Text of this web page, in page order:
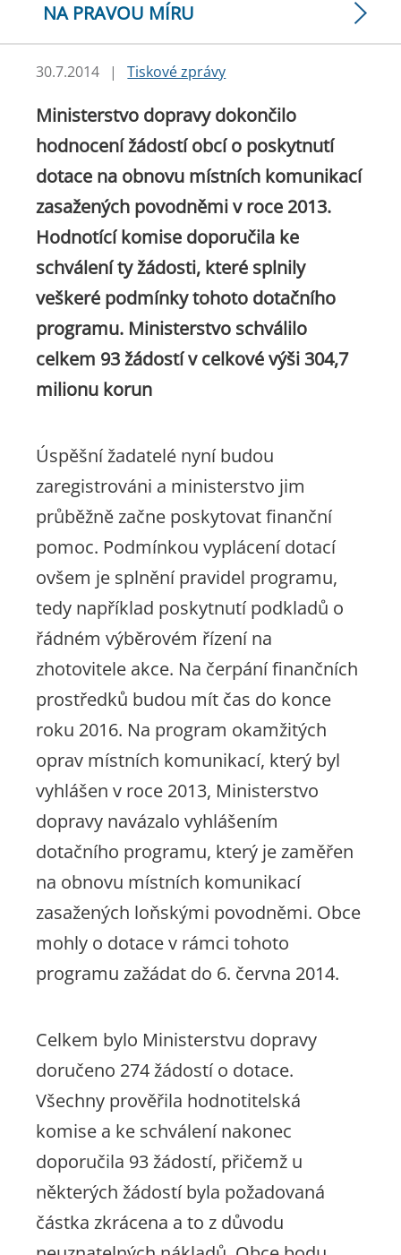
NA PRAVOU MÍRU
30.7.2014 | Tiskové zprávy
Ministerstvo dopravy dokončilo
hodnocení žádostí obcí o poskytnutí
dotace na obnovu místních komunikací
zasažených povodněmi v roce 2013.
Hodnotící komise doporučila ke
schválení ty žádosti, které splnily
veškeré podmínky tohoto dotačního
programu. Ministerstvo schválilo
celkem 93 žádostí v celkové výši 304,7
milionu korun
Úspěšní žadatelé nyní budou
zaregistrováni a ministerstvo jim
průběžně začne poskytovat finanční
pomoc. Podmínkou vyplácení dotací
ovšem je splnění pravidel programu,
tedy například poskytnutí podkladů o
řádném výběrovém řízení na
zhotovitele akce. Na čerpání finančních
prostředků budou mít čas do konce
roku 2016. Na program okamžitých
oprav místních komunikací, který byl
vyhlášen v roce 2013, Ministerstvo
dopravy navázalo vyhlášením
dotačního programu, který je zaměřen
na obnovu místních komunikací
zasažených loňskými povodněmi. Obce
mohly o dotace v rámci tohoto
programu zažádat do 6. června 2014.
Celkem bylo Ministerstvu dopravy
doručeno 274 žádostí o dotace.
Všechny prověřila hodnotitelská
komise a ke schválení nakonec
doporučila 93 žádostí, přičemž u
některých žádostí byla požadovaná
částka zkrácena a to z důvodu